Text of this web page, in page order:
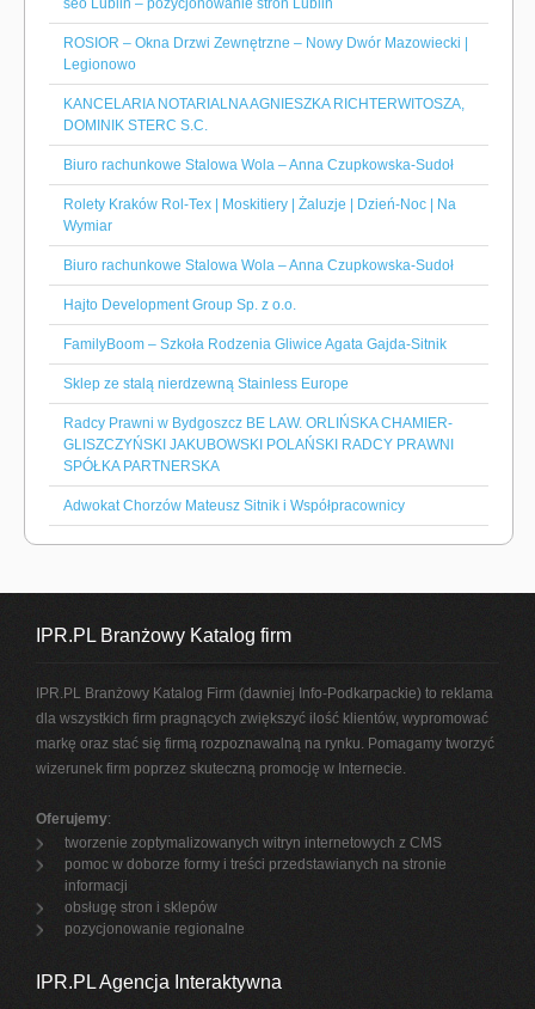
seo Lublin – pozycjonowanie stron Lublin
ROSIOR – Okna Drzwi Zewnętrzne – Nowy Dwór Mazowiecki |
Legionowo
KANCELARIA NOTARIALNA AGNIESZKA RICHTERWITOSZA,
DOMINIK STERC S.C.
Biuro rachunkowe Stalowa Wola – Anna Czupkowska-Sudoł
Rolety Kraków Rol-Tex | Moskitiery | Żaluzje | Dzień-Noc | Na
Wymiar
Biuro rachunkowe Stalowa Wola – Anna Czupkowska-Sudoł
Hajto Development Group Sp. z o.o.
FamilyBoom – Szkoła Rodzenia Gliwice Agata Gajda-Sitnik
Sklep ze stalą nierdzewną Stainless Europe
Radcy Prawni w Bydgoszcz BE LAW. ORLIŃSKA CHAMIER-
GLISZCZYŃSKI JAKUBOWSKI POLAŃSKI RADCY PRAWNI
SPÓŁKA PARTNERSKA
Adwokat Chorzów Mateusz Sitnik i Współpracownicy
IPR.PL Branżowy Katalog firm
IPR.PL Branżowy Katalog Firm (dawniej Info-Podkarpackie) to reklama
dla wszystkich firm pragnących zwiększyć ilość klientów, wypromować
markę oraz stać się firmą rozpoznawalną na rynku. Pomagamy tworzyć
wizerunek firm poprzez skuteczną promocję w Internecie.
Oferujemy:
tworzenie zoptymalizowanych witryn internetowych z CMS
pomoc w doborze formy i treści przedstawianych na stronie
informacji
obsługę stron i sklepów
pozycjonowanie regionalne
IPR.PL Agencja Interaktywna